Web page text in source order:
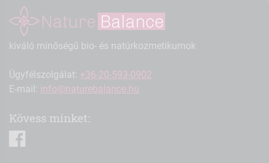
kiváló minőségű bio- és natúrkozmetikumok
Ügyfélszolgálat: +36-20-593-0902
E-mail: info@naturebalance.hu
Kövess minket: